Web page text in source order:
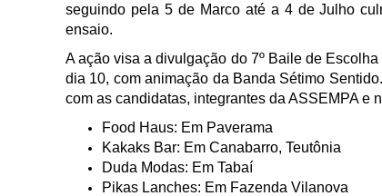
seguindo pela 5 de Marco até a 4 de Julho
ensaio.
A ação visa a divulgação do 7º Baile de
dia 10, com animação da Banda Sétimo
com as candidatas, integrantes da ASSEMPA e
Food Haus: Em Paverama
Kakaks Bar: Em Canabarro, Teutônia
Duda Modas: Em Tabaí
Pikas Lanches: Em Fazenda Vilanova